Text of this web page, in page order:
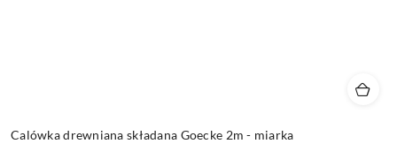
Calówka drewniana składana Goecke 2m - miarka